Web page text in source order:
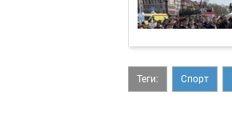
Теги: Спорт